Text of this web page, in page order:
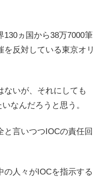
ヵ国から38万7000筆
反対している東京オリ
ないが、それにしても
なんだろうと思う。
言いつつIOCの責任回
の人々がIOCを指示する